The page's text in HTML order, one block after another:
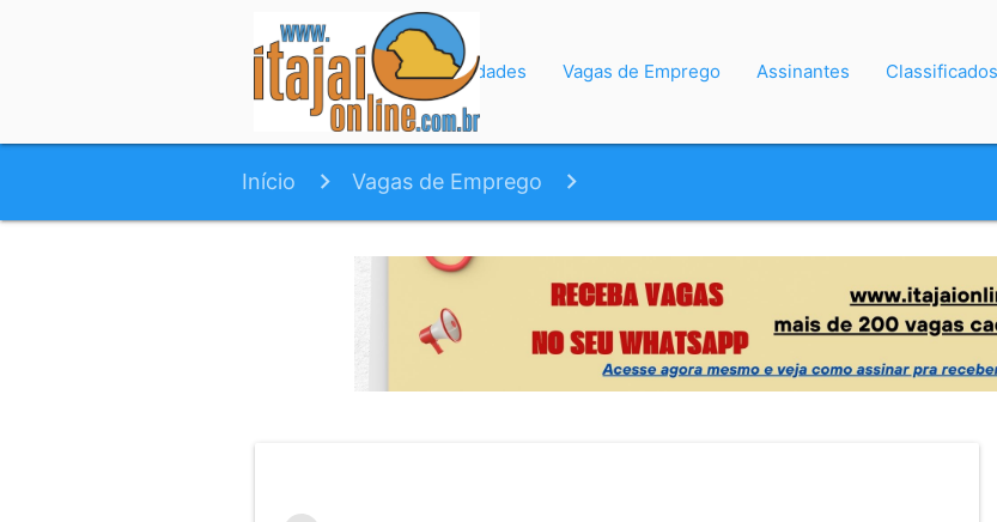
Início Variedades Vagas de Emprego Assinantes Classificados
Início Vagas de Emprego